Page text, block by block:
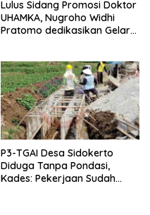
Lulus Sidang Promosi Doktor
UHAMKA, Nugroho Widhi
Pratomo dedikasikan Gelar
P3-TGAI Desa Sidokerto
Diduga Tanpa Pondasi,
Kades: Pekerjaan Sudah